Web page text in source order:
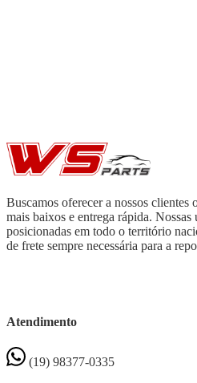
Buscamos oferecer a nossos clientes
mais baixos e entrega rápida. Nossas
posicionadas em todo o território
de frete sempre necessária para a
Atendimento
(19) 98377-0335